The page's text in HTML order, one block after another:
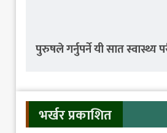
पुरुषले गर्नुपर्ने यी सात स्वास्थ्य
भर्खर प्रकाशित